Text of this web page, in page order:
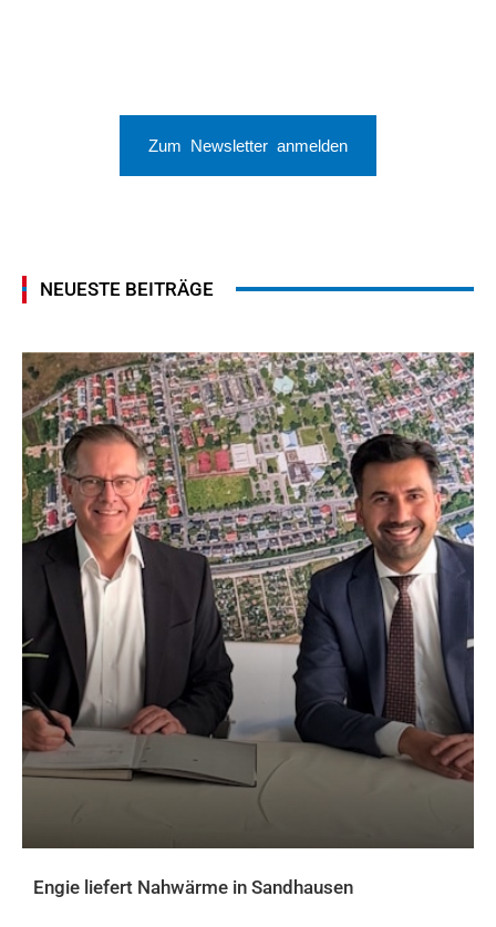
Zum Newsletter anmelden
NEUESTE BEITRÄGE
Engie liefert Nahwärme in Sandhausen